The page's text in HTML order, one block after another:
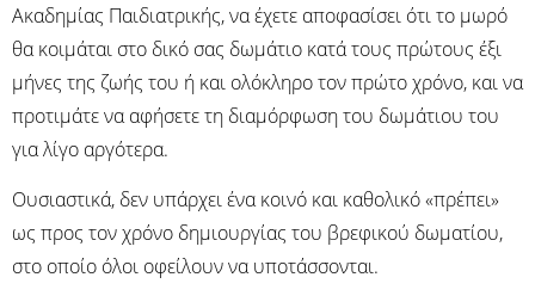
Ακαδημίας Παιδιατρικής, να έχετε αποφασίσει ότι το μωρό
θα κοιμάται στο δικό σας δωμάτιο κατά τους πρώτους έξι
μήνες της ζωής του ή και ολόκληρο τον πρώτο χρόνο, και να
προτιμάτε να αφήσετε τη διαμόρφωση του δωμάτιου του
για λίγο αργότερα.
Ουσιαστικά, δεν υπάρχει ένα κοινό και καθολικό «πρέπει»
ως προς τον χρόνο δημιουργίας του βρεφικού δωματίου,
στο οποίο όλοι οφείλουν να υποτάσσονται.